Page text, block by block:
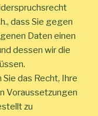
dass Sie gegen
Daten einen
dessen wir die
das Recht, Ihre
Voraussetzungen
zu